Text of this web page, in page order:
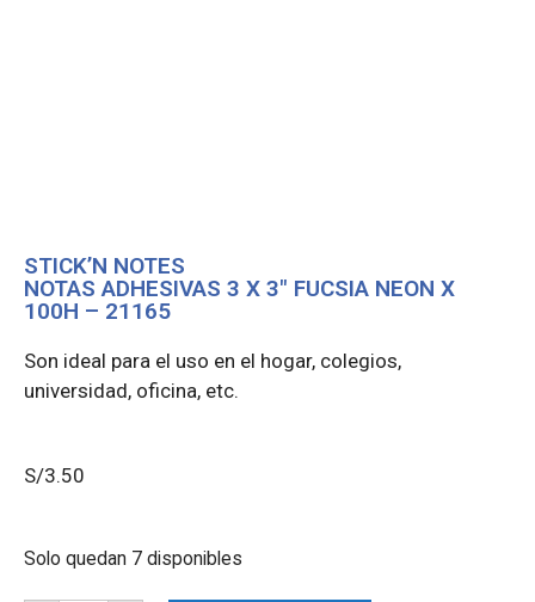
STICK’N NOTES
NOTAS ADHESIVAS 3 X 3″ FUCSIA NEON X
100H – 21165
Son ideal para el uso en el hogar, colegios,
universidad, oficina, etc.
S/3.50
Solo quedan 7 disponibles